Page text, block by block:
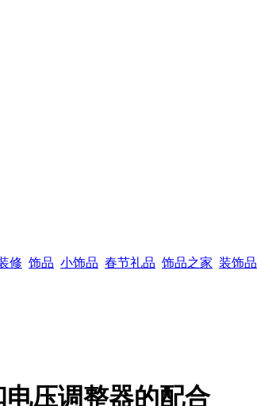
修 饰品 小饰品 春节礼品 饰品之家 装饰品
压调整器的配合